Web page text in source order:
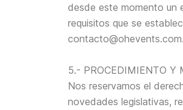
desde este momento un
requisitos que se
5.- PROCEDIMIENTO Y
Nos reservamos el
novedades legislativas,